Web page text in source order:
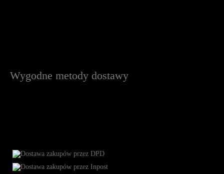
Wygodne metody dostawy